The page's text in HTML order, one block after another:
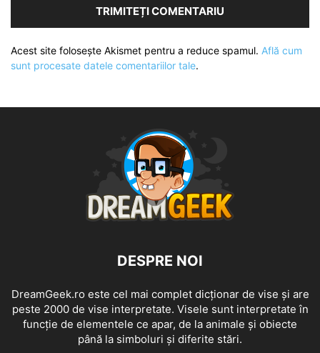
Acest site folosește Akismet pentru a reduce spamul. Află cum
sunt procesate datele comentariilor tale.
DESPRE NOI
DreamGeek.ro este cel mai complet dicționar de vise și are
peste 2000 de vise interpretate. Visele sunt interpretate în
funcție de elementele ce apar, de la animale și obiecte
până la simboluri și diferite stări.